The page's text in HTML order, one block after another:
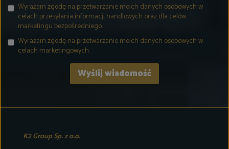
Wyrażam zgodę na przetwarzanie moich danych osobowych w
celach przesyłania informacji handlowych oraz dla celów
marketingu bezpośredniego.
Wyrażam zgodę na przetwarzanie moich danych osobowych w
celach marketingowych.
K2 Group Sp. z o.o.